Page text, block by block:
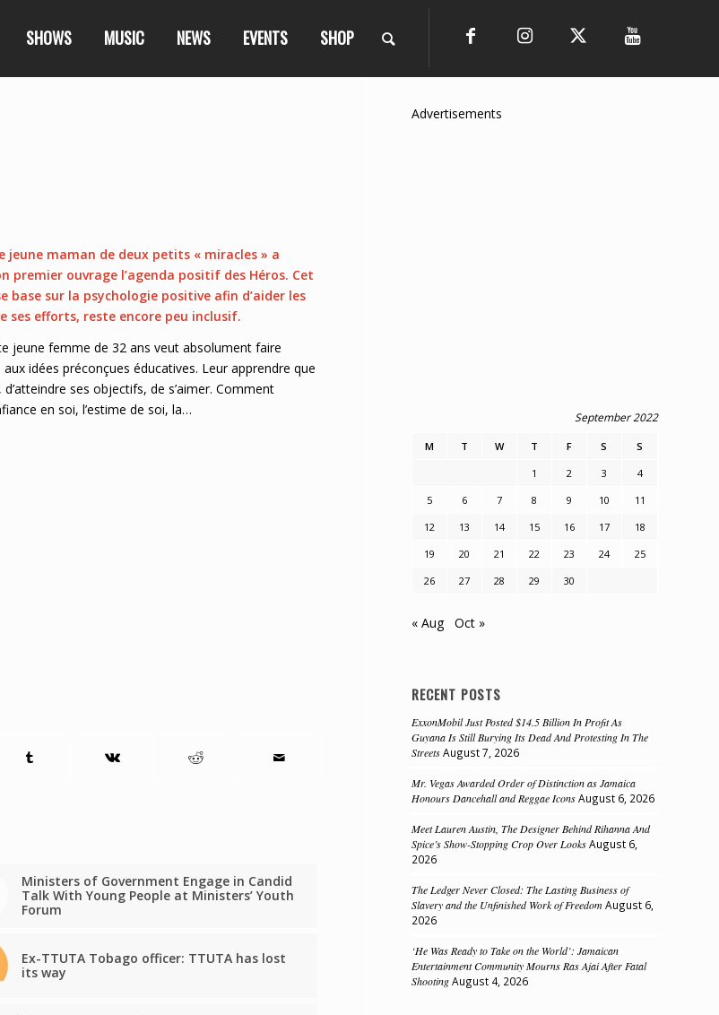
SHOWS MUSIC NEWS EVENTS SHOP
maman de deux petits « miracles » a
premier ouvrage l’agenda positif des Héros. Cet
sur la psychologie positive afin d’aider les
efforts, reste encore peu inclusif.
jeune femme de 32 ans veut absolument faire
idées préconçues éducatives. Leur apprendre que
ses objectifs, de s’aimer. Comment
en soi, l’estime de soi, la…
Ministers of Government Engage in Candid
Talk With Young People at Ministers’ Youth
Forum
Ex-TTUTA Tobago officer: TTUTA has lost
its way
Advertisements
September 2022
M T W T F S
S
1
2 3
4
5
6 7 8 9 10
11
12
13 14 15 16 17
18
19
20 21 22 23 24
25
26
27 28 29 30
« Aug Oct »
RECENT POSTS
ExxonMobil Just Posted $14.5 Billion In Profit As
Guyana Is Still Burying Its Dead And Protesting In The
Streets August 7, 2026
Mr. Vegas Awarded Order of Distinction as Jamaica
Honours Dancehall and Reggae Icons August 6, 2026
Meet Lauren Austin, The Designer Behind Rihanna And
Spice’s Show-Stopping Crop Over Looks August 6,
2026
The Ledger Never Closed: The Lasting Business of
Slavery and the Unfinished Work of Freedom August 6,
2026
‘He Was Ready to Take on the World’: Jamaican
Entertainment Community Mourns Ras Ajai After Fatal
Shooting August 4, 2026